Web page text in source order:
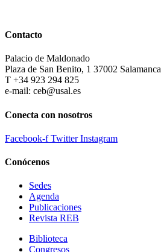
Contacto
Palacio de Maldonado
Plaza de San Benito, 1 37002 Salamanca
T +34 923 294 825
e-mail: ceb@usal.es
Conecta con nosotros
Facebook-f Twitter Instagram
Conócenos
Sedes
Agenda
Publicaciones
Revista REB
Biblioteca
Congresos